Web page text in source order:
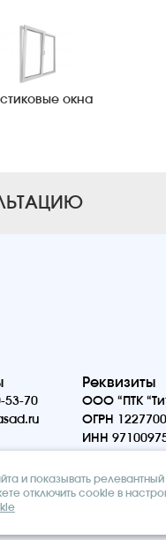
окна
53-70
6 этаж
Реквизиты
ООО “ПТК
ОГРН
ИНН
и показывать релевантный
отключить cookie в